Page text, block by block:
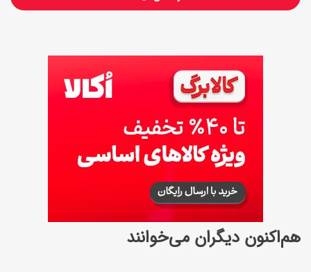
هم‌اکنون دیگران می‌خوانند